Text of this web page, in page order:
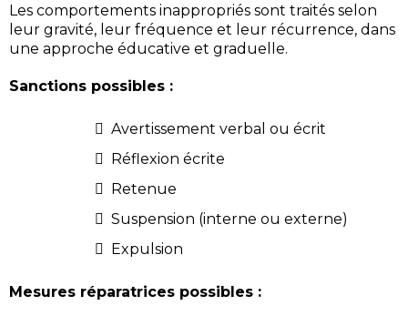
Les comportements inappropriés sont traités selon
leur gravité, leur fréquence et leur récurrence, dans
une approche éducative et graduelle.
Sanctions possibles :
Avertissement verbal ou écrit
Réflexion écrite
Retenue
Suspension (interne ou externe)
Expulsion
Mesures réparatrices possibles :